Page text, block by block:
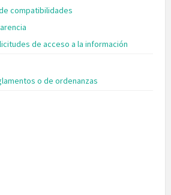
compatibilidades
de acceso a la información
o de ordenanzas